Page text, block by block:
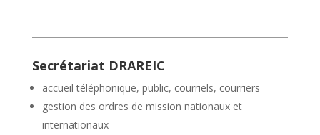
Secrétariat DRAREIC
accueil téléphonique, public, courriels, courriers
gestion des ordres de mission nationaux et
internationaux